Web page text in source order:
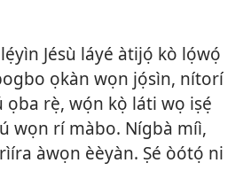
Jésù láyé àtijọ́ kò lọ́wọ́
ọkàn wọn jọ́sìn, nítorí
rẹ̀, wọ́n kọ̀ láti wọ iṣẹ́
wọn rí màbo. Nígbà míì,
àwọn èèyàn. Ṣé òótọ́ ni